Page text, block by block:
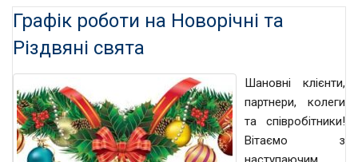
Графік роботи на Новорічні та
Різдвяні свята
Шановні клієнти,
партнери, колеги
та співробітники!
Вітаємо з